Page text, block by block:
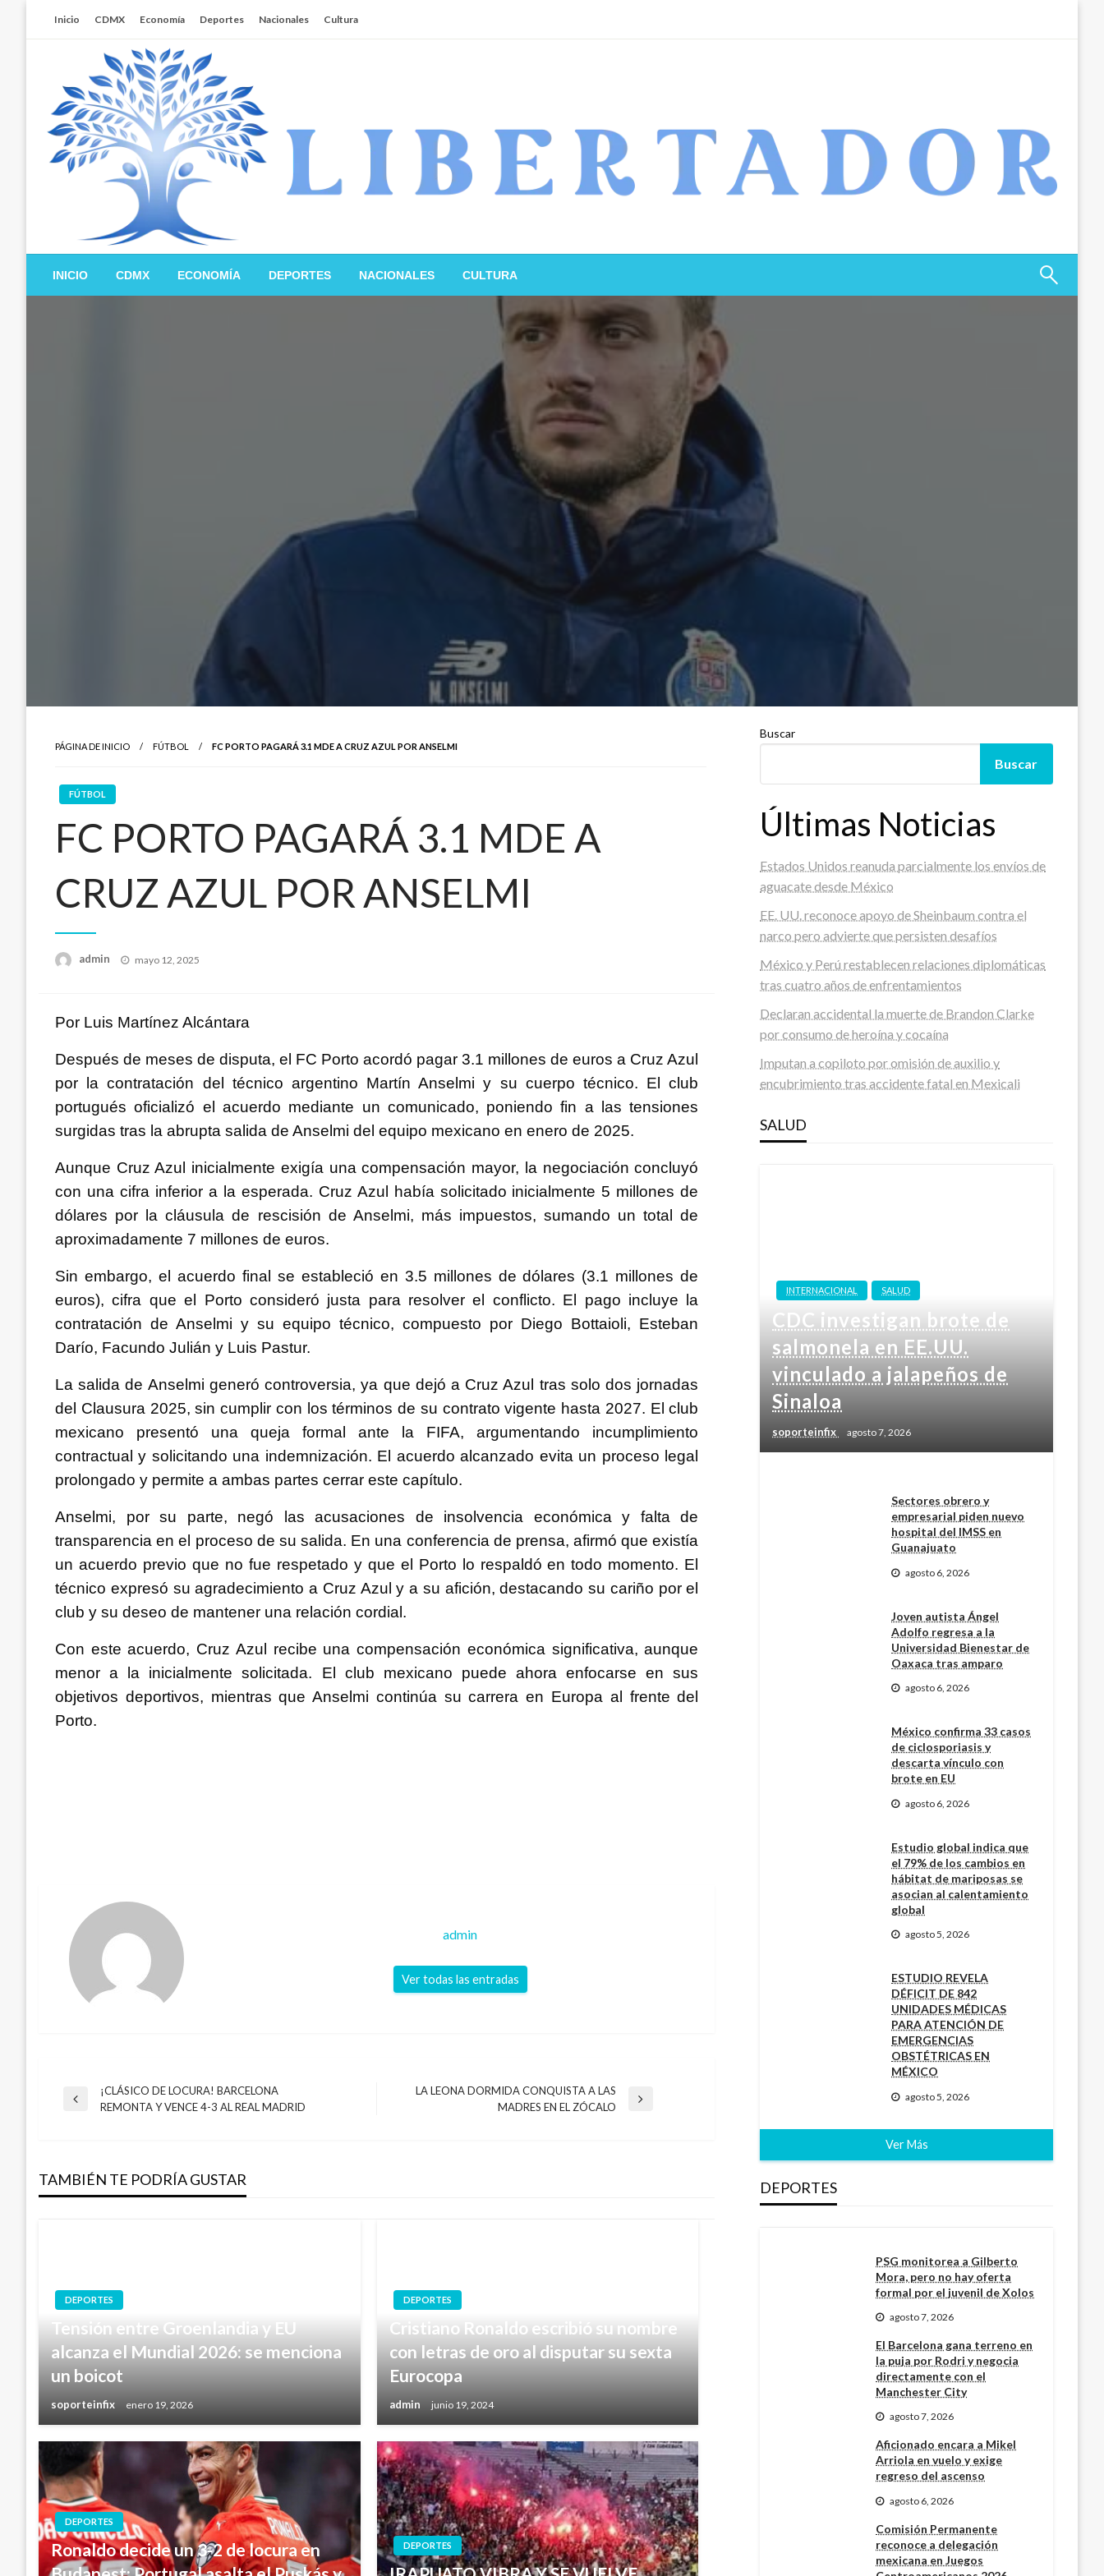
Inicio CDMX Economía Deportes Nacionales Cultura
Libertador MX
INICIO CDMX ECONOMÍA DEPORTES NACIONALES CULTURA
PÁGINA DE INICIO FÚTBOL FC PORTO PAGARÁ 3.1 MDE A CRUZ AZUL POR ANSELMI
FÚTBOL
FC PORTO PAGARÁ 3.1 MDE A
CRUZ AZUL POR ANSELMI
admin
Publicado
mayo 12, 2025
Por Luis Martínez Alcántara
Después de meses de disputa, el FC Porto acordó pagar 3.1 millones de euros a Cruz Azul
por la contratación del técnico argentino Martín Anselmi y su cuerpo técnico. El club
portugués oficializó el acuerdo mediante un comunicado, poniendo fin a las tensiones
surgidas tras la abrupta salida de Anselmi del equipo mexicano en enero de 2025.
Aunque Cruz Azul inicialmente exigía una compensación mayor, la negociación concluyó
con una cifra inferior a la esperada. Cruz Azul había solicitado inicialmente 5 millones de
dólares por la cláusula de rescisión de Anselmi, más impuestos, sumando un total de
aproximadamente 7 millones de euros.
Sin embargo, el acuerdo final se estableció en 3.5 millones de dólares (3.1 millones de
euros), cifra que el Porto consideró justa para resolver el conflicto. El pago incluye la
contratación de Anselmi y su equipo técnico, compuesto por Diego Bottaioli, Esteban
Darío, Facundo Julián y Luis Pastur.
La salida de Anselmi generó controversia, ya que dejó a Cruz Azul tras solo dos jornadas
del Clausura 2025, sin cumplir con los términos de su contrato vigente hasta 2027. El club
mexicano presentó una queja formal ante la FIFA, argumentando incumplimiento
contractual y solicitando una indemnización. El acuerdo alcanzado evita un proceso legal
prolongado y permite a ambas partes cerrar este capítulo.
Anselmi, por su parte, negó las acusaciones de insolvencia económica y falta de
transparencia en el proceso de su salida. En una conferencia de prensa, afirmó que existía
un acuerdo previo que no fue respetado y que el Porto lo respaldó en todo momento. El
técnico expresó su agradecimiento a Cruz Azul y a su afición, destacando su cariño por el
club y su deseo de mantener una relación cordial.
Con este acuerdo, Cruz Azul recibe una compensación económica significativa, aunque
menor a la inicialmente solicitada. El club mexicano puede ahora enfocarse en sus
objetivos deportivos, mientras que Anselmi continúa su carrera en Europa al frente del
Porto.
admin
Ver todas las entradas
Navegación
entradas
Entrada
¡CLÁSICO DE LOCURA! BARCELONA
REMONTA Y VENCE 4-3 AL REAL MADRID
LA LEONA DORMIDA CONQUISTA A LAS
MADRES EN EL ZÓCALO
TAMBIÉN TE PODRÍA GUSTAR
DEPORTES
Tensión entre Groenlandia y EU
alcanza el Mundial 2026: se menciona
un boicot
soporteinfix enero 19, 2026
DEPORTES
Cristiano Ronaldo escribió su nombre
con letras de oro al disputar su sexta
Eurocopa
admin junio 19, 2024
DEPORTES
Ronaldo decide un 3-2 de locura en
DEPORTES
Buscar
Buscar
Últimas Noticias
Estados Unidos reanuda parcialmente los envíos de
aguacate desde México
EE. UU. reconoce apoyo de Sheinbaum contra el
narco pero advierte que persisten desafíos
México y Perú restablecen relaciones diplomáticas
tras cuatro años de enfrentamientos
Declaran accidental la muerte de Brandon Clarke
por consumo de heroína y cocaína
Imputan a copiloto por omisión de auxilio y
encubrimiento tras accidente fatal en Mexicali
SALUD
INTERNACIONAL SALUD
CDC investigan brote de
salmonela en EE.UU.
vinculado a jalapeños de
Sinaloa
soporteinfix agosto 7, 2026
Sectores obrero y
empresarial piden nuevo
hospital del IMSS en
Guanajuato
agosto 6, 2026
Joven autista Ángel
Adolfo regresa a la
Universidad Bienestar de
Oaxaca tras amparo
agosto 6, 2026
México confirma 33 casos
de ciclosporiasis y
descarta vínculo con
brote en EU
agosto 6, 2026
Estudio global indica que
el 79% de los cambios en
hábitat de mariposas se
asocian al calentamiento
global
agosto 5, 2026
ESTUDIO REVELA
DÉFICIT DE 842
UNIDADES MÉDICAS
PARA ATENCIÓN DE
EMERGENCIAS
OBSTÉTRICAS EN
MÉXICO
agosto 5, 2026
Ver Más
DEPORTES
PSG monitorea a Gilberto
Mora, pero no hay oferta
formal por el juvenil de Xolos
agosto 7, 2026
El Barcelona gana terreno en
la puja por Rodri y negocia
directamente con el
Manchester City
agosto 7, 2026
Aficionado encara a Mikel
Arriola en vuelo y exige
regreso del ascenso
agosto 6, 2026
Comisión Permanente
reconoce a delegación
mexicana en Juegos